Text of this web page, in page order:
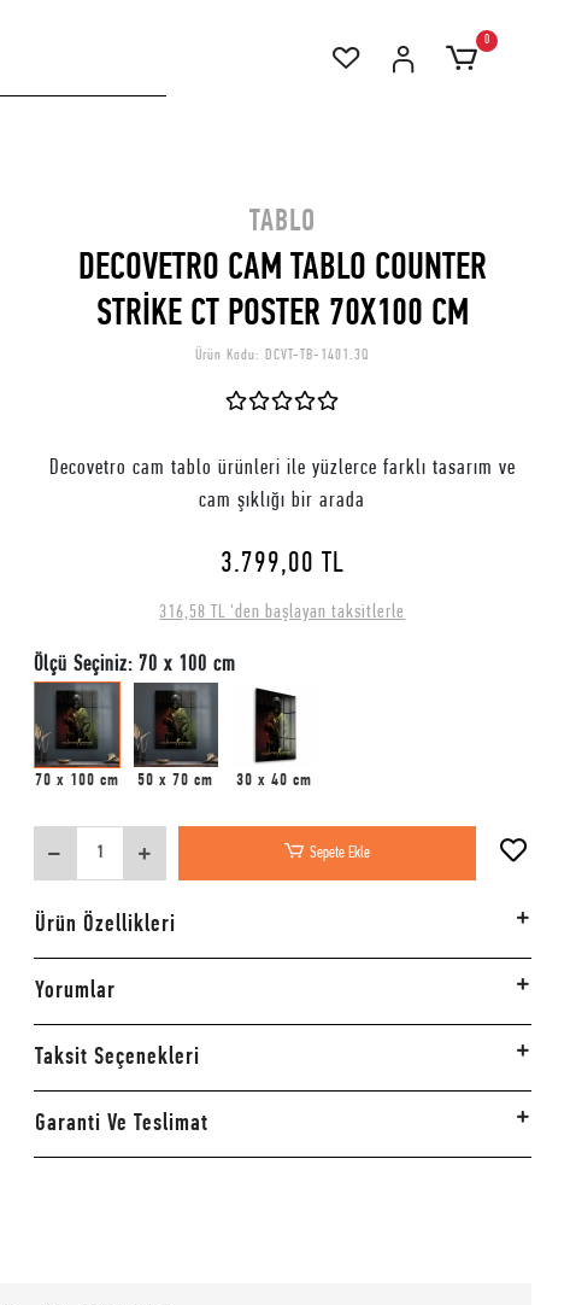
0
TABLO
DECOVETRO CAM TABLO COUNTER
STRİKE CT POSTER 70X100 CM
Ürün Kodu: DCVT-TB-1401.3Q
Decovetro cam tablo ürünleri ile yüzlerce farklı tasarım ve
cam şıklığı bir arada
3.799,00 TL
316,58 TL 'den başlayan taksitlerle
Ölçü Seçiniz: 70 x 100 cm
70 x 100 cm 50 x 70 cm 30 x 40 cm
Sepete Ekle
Ürün Özellikleri
Yorumlar
Taksit Seçenekleri
Garanti Ve Teslimat